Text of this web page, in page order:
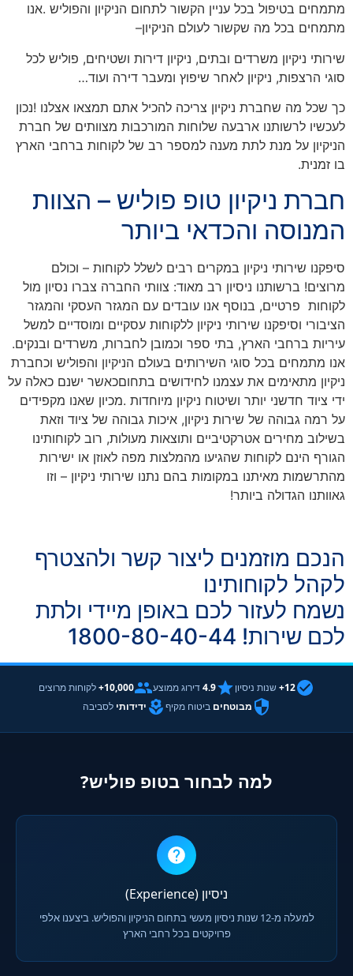
מתמחים בטיפול בכל עניין הקשור לתחום הניקיון והפוליש .אנו
מתמחים בכל מה שקשור לעולם הניקיון–
שירותי ניקיון משרדים ובתים, ניקיון דירות ושטיחים, פוליש לכל
סוגי הרצפות, ניקיון לאחר שיפוץ ומעבר דירה ועוד…
כך שכל מה שחברת ניקיון צריכה להכיל אתם תמצאו אצלנו !נכון
לעכשיו לרשותנו ארבעה שלוחות המורכבות מצוותים של חברת
הניקיון על מנת לתת מענה למספר רב של לקוחות ברחבי הארץ
בו זמנית.
חברת ניקיון טופ פוליש – הצוות
המנוסה והכדאי ביותר
סיפקנו שירותי ניקיון במקרים רבים לשלל לקוחות – וכולם
מרוצים! ברשותנו ניסיון רב מאוד: צוותי החברה צברו נסיון מול
לקוחות פרטיים, בנוסף אנו עובדים עם המגזר העסקי והמגזר
הציבורי וסיפקנו שירותי ניקיון ללקוחות עסקיים ומוסדיים למשל
עיריות ברחבי הארץ, בתי ספר וכמובן לחברות, משרדים ובנקים.
אנו מתמחים בכל סוגי השירותים בעולם הניקיון והפוליש וכחברת
ניקיון מתאימים את עצמנו לחידושים בתחוםכאשר ישנם כאלה על
ידי ציוד חדשני יותר ושיטוח ניקיון מיוחדות .מכיון שאנו מקפידים
על רמה גבוהה של שירות ניקיון, איכות גבוהה של ציוד וזאת
בשילוב מחירים אטרקטיביים ותוצאות מעולות, רוב לקוחותינו
הגורף הינם לקוחות שהגיעו מהמלצות מפה לאוזן או ישירות
מהתרשמות מאיתנו במקומות בהם נתנו שירותי ניקיון – וזו
גאוותנו הגדולה ביותר!
הנכם מוזמנים ליצור קשר ולהצטרף
לקהל לקוחותינו
נשמח לעזור לכם באופן מיידי ולתת
לכם שירות! 1800-80-40-44
12+ שנות ניסיון 4.9דירוג ממוצע 10,000+
לקוחות מרוצים
מבוטחים ביטוח מקיף ידידותי לסביבה
למה לבחור בטופ פוליש?
ניסיון (Experience)
למעלה מ-12 שנות ניסיון מעשי בתחום הניקיון והפוליש. ביצענו אלפי
פרויקטים בכל רחבי הארץ